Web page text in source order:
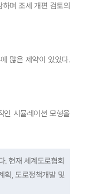
며 조세 개편 검토의
많은 제약이 있었다.
인 시뮬레이션 모형을
. 현재 세계도로협회
획, 도로정책개발 및